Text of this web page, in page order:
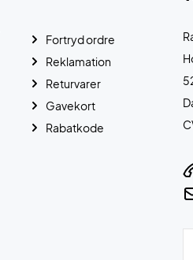
Fortryd ordre
Reklamation
Returvarer
Gavekort
Rabatkode